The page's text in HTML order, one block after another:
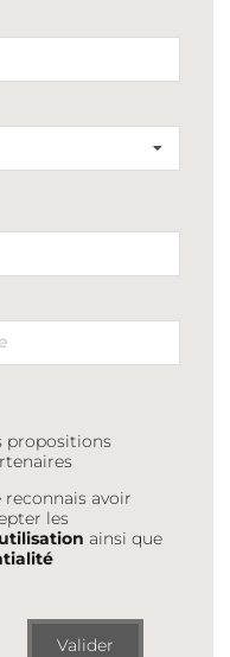
propositions
reconnais avoir
les
ainsi que
Valider